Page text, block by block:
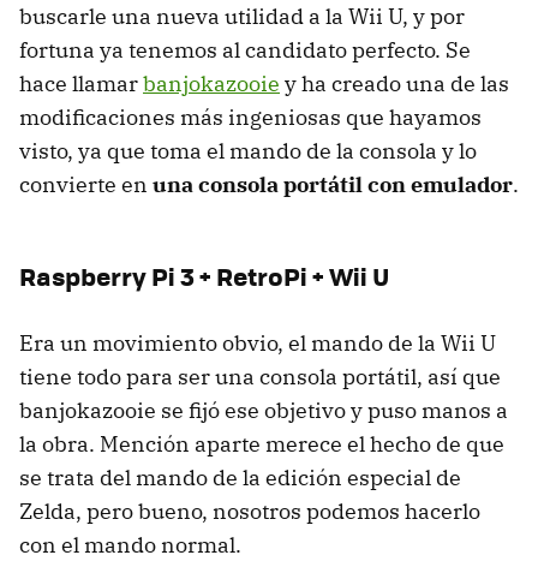
buscarle una nueva utilidad a la Wii U, y por
fortuna ya tenemos al candidato perfecto. Se
hace llamarbanjokazooie y ha creado una de las
modificaciones más ingeniosas que hayamos
visto, ya que toma el mando de la consola y lo
convierte en una consola portátil con emulador.
Raspberry Pi 3 + RetroPi + Wii U
Era un movimiento obvio, el mando de la Wii U
tiene todo para ser una consola portátil, así que
banjokazooie se fijó ese objetivo y puso manos a
la obra. Mención aparte merece el hecho de que
se trata del mando de la edición especial de
Zelda, pero bueno, nosotros podemos hacerlo
con el mando normal.